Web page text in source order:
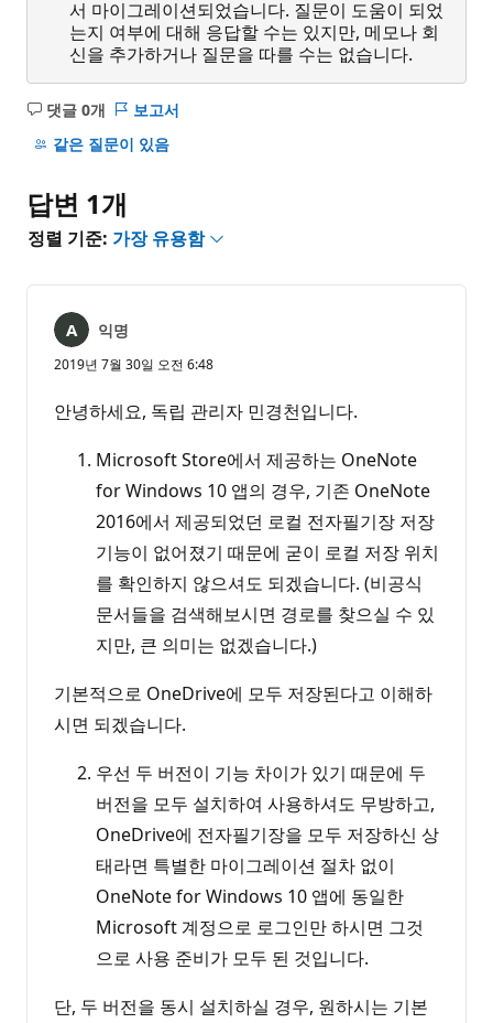
서 마이그레이션되었습니다. 질문이 도움이 되었
는지 여부에 대해 응답할 수는 있지만, 메모나 회
신을 추가하거나 질문을 따를 수는 없습니다.
댓글 0개
설
명
음
보고서
같은 질문이 있음
답변 1개
정렬 기준: 가장 유용함
익명
2019년 7월 30일 오전 6:48
안녕하세요, 독립 관리자 민경천입니다.
Microsoft Store에서 제공하는 OneNote
for Windows 10 앱의 경우, 기존 OneNote
2016에서 제공되었던 로컬 전자필기장 저장
기능이 없어졌기 때문에 굳이 로컬 저장 위치
를 확인하지 않으셔도 되겠습니다. (비공식
문서들을 검색해보시면 경로를 찾으실 수 있
지만, 큰 의미는 없겠습니다.)
기본적으로 OneDrive에 모두 저장된다고 이해하
시면 되겠습니다.
우선 두 버전이 기능 차이가 있기 때문에 두
버전을 모두 설치하여 사용하셔도 무방하고,
OneDrive에 전자필기장을 모두 저장하신 상
태라면 특별한 마이그레이션 절차 없이
OneNote for Windows 10 앱에 동일한
Microsoft 계정으로 로그인만 하시면 그것
으로 사용 준비가 모두 된 것입니다.
단, 두 버전을 동시 설치하실 경우, 원하시는 기본